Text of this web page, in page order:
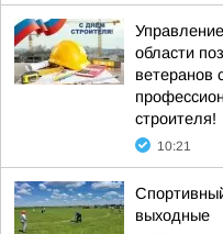
области
ветеранов
строителя!
10:21
выходные